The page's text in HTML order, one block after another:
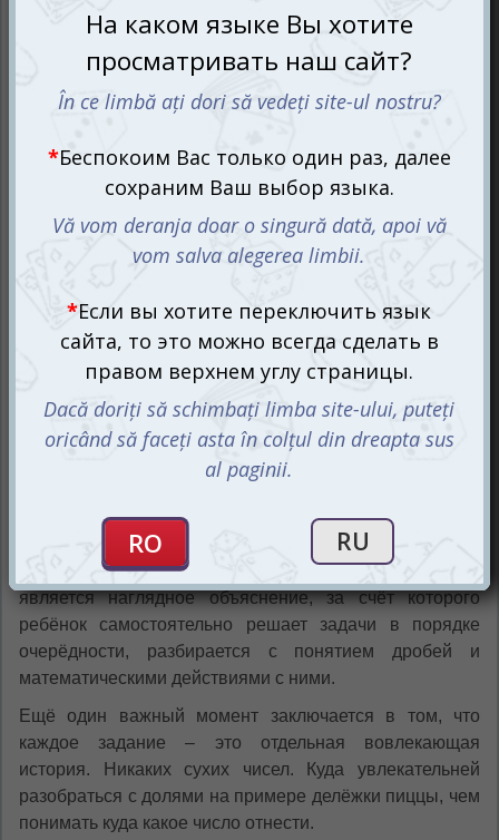
просто сталкивается с непониманием, как одно целое
можно поделить между всеми? Разделить несколько
как поступить, если у тебя всего одно яблоко, апельсин
умения, которые ребёнок почерпнёт из Тетради Доли и
дроби, 5-6 лет.
В тетради формата А4 на 42-х страницах собраны
увлекательные задания, которые дадут деткам
пополам, складывать и вычитать кусочки. Таким
образом, они постепенно подведут к теме деления и
Все задания разработаны и спроектированы по
специальной методике, что тема раскрывается
поэтапно с плавным усложнением задач по мере
прохождения материала. Благодаря такому подходу
пользоваться, а не просто будет их выучивать.
Следующим эффективным методом в обучении
является наглядное объяснение, за счёт которого
ребёнок самостоятельно решает задачи в порядке
очерёдности, разбирается с понятием дробей и
математическими действиями с ними.
Ещё один важный момент заключается в том, что
каждое задание – это отдельная вовлекающая
история. Никаких сухих чисел. Куда увлекательней
разобраться с долями на примере делёжки пиццы, чем
понимать куда какое число отнести.